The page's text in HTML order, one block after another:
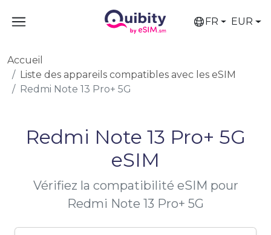
FR EUR
Accueil
Liste des appareils compatibles avec les eSIM
Redmi Note 13 Pro+ 5G
Redmi Note 13 Pro+ 5G
eSIM
Vérifiez la compatibilité eSIM pour
Redmi Note 13 Pro+ 5G